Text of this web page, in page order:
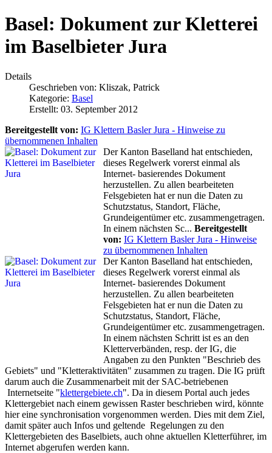
Basel: Dokument zur Kletterei
im Baselbieter Jura
Details
Geschrieben von: Kliszak, Patrick
Kategorie: Basel
Erstellt: 03. September 2012
Bereitgestellt von: IG Klettern Basler Jura - Hinweise zu
übernommenen Inhalten
Der Kanton Baselland hat entschieden,
dieses Regelwerk vorerst einmal als
Internet- basierendes Dokument
herzustellen. Zu allen bearbeiteten
Felsgebieten hat er nun die Daten zu
Schutzstatus, Standort, Fläche,
Grundeigentümer etc. zusammengetragen.
In einem nächsten Sc... Bereitgestellt
von: IG Klettern Basler Jura - Hinweise
zu übernommenen Inhalten
Der Kanton Baselland hat entschieden,
dieses Regelwerk vorerst einmal als
Internet- basierendes Dokument
herzustellen. Zu allen bearbeiteten
Felsgebieten hat er nun die Daten zu
Schutzstatus, Standort, Fläche,
Grundeigentümer etc. zusammengetragen.
In einem nächsten Schritt ist es an den
Kletterverbänden, resp. der IG, die
Angaben zu den Punkten "Beschrieb des
Gebiets" und "Kletteraktivitäten" zusammen zu tragen. Die IG prüft
darum auch die Zusammenarbeit mit der SAC-betriebenen
Internetseite "klettergebiete.ch". Da in diesem Portal auch jedes
Klettergebiet nach einem gewissen Raster beschrieben wird, könnte
hier eine synchronisation vorgenommen werden. Dies mit dem Ziel,
damit später auch Infos und geltende Regelungen zu den
Klettergebieten des Baselbiets, auch ohne aktuellen Kletterführer, im
Internet abgerufen werden kann.